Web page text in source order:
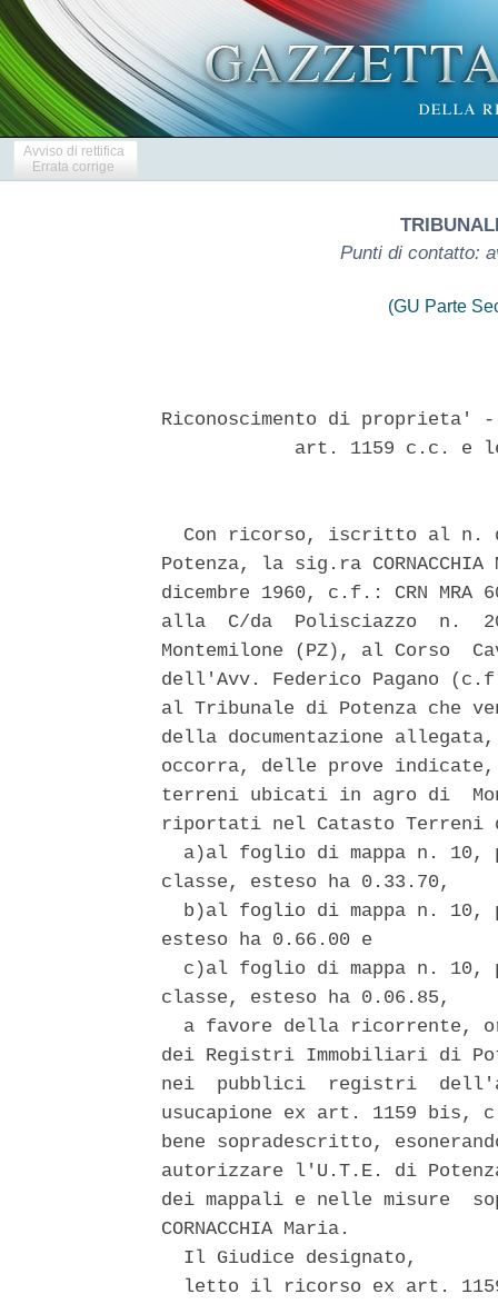
Avviso di rettifica
Errata corrige
Punti di contatto:
(GU Parte
Riconoscimento di proprieta'
art. 1159 c.c. e
Con ricorso, iscritto al n.
Potenza, la sig.ra
dicembre 1960, c.f.: CRN MRA
alla  C/da  Polisciazzo  n.
Montemilone (PZ), al Corso
dell'Avv. Federico Pagano
al Tribunale di Potenza che
della documentazione
occorra, delle prove
terreni ubicati in agro di
riportati nel Catasto Terreni
a)al foglio di mappa n. 10,
classe, esteso ha 0.33.70,
b)al foglio di mappa n. 10,
esteso ha 0.66.00 e
c)al foglio di mappa n. 10,
classe, esteso ha 0.06.85,
a favore della ricorrente,
dei Registri Immobiliari di
nei  pubblici  registri
usucapione ex art. 1159 bis,
bene sopradescritto,
autorizzare l'U.T.E. di
dei mappali e nelle misure
CORNACCHIA Maria.
  Il Giudice designato,
letto il ricorso ex art.